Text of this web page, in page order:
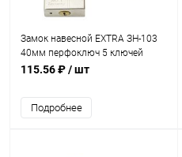
Замок навесной EXTRA ЗН-103
40мм перфоключ 5 ключей
SALE
115.56 ₽/ шт
Подробнее